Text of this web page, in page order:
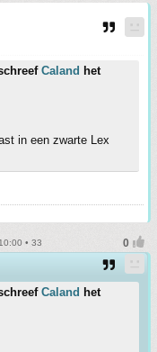
Caland het
in een zwarte Lex
• 33
Caland het